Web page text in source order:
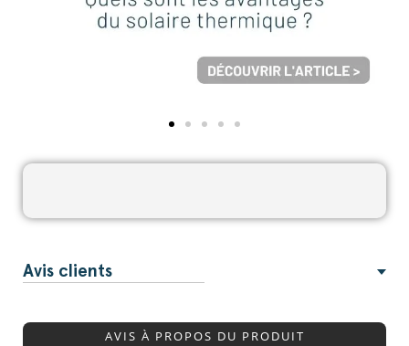
Avis clients
AVIS À PROPOS DU PRODUIT